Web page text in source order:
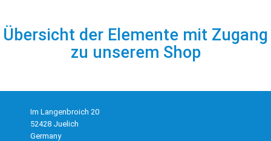
Übersicht der Elemente mit Zugang
zu unserem Shop
Im Langenbroich 20
52428 Juelich
Germany